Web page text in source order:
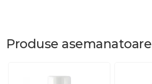
Produse asemanatoare